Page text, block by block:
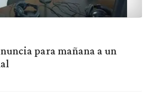
para mañana a un